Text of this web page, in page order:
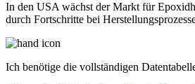
In den USA wächst der Markt für
durch Fortschritte bei
Ich benötige die vollständigen